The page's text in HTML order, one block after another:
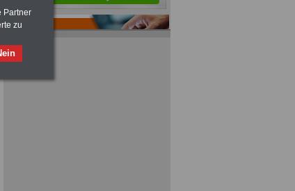
ACHTUNGTarifrecht für den öffentlichen
Partner
zu